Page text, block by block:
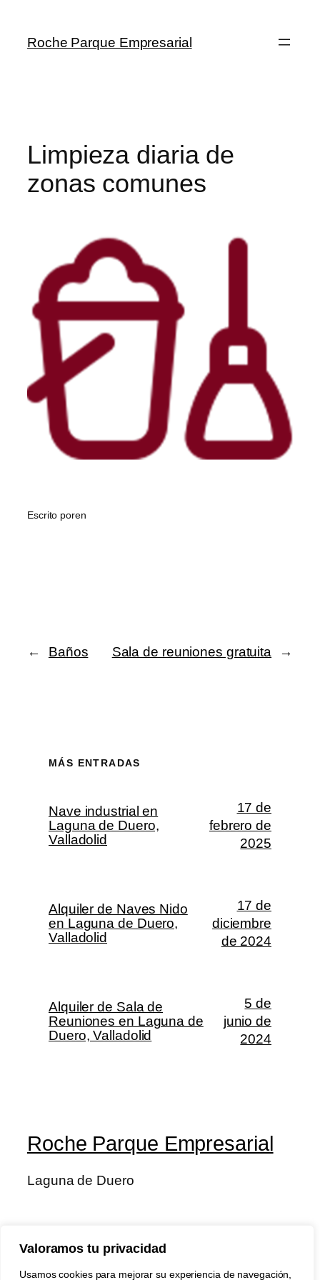
Valoramos tu privacidad
Usamos cookies para mejorar su experiencia de navegación,
Roche Parque Empresarial
Limpieza diaria de
zonas comunes
Escrito poren
← Baños Sala de reuniones gratuita →
MÁS ENTRADAS
Nave industrial en
Laguna de Duero,
Valladolid
17 de
febrero de
2025
Alquiler de Naves Nido
en Laguna de Duero,
Valladolid
17 de
diciembre
de 2024
Alquiler de Sala de
Reuniones en Laguna de
Duero, Valladolid
5 de
junio de
2024
Roche Parque Empresarial
Laguna de Duero
Acerca deTienda
Patrones